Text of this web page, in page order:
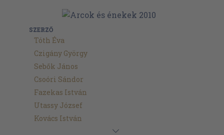
SZERZŐ
Tóth Éva
Czigány György
Sebők János
Csoóri Sándor
Fazekas István
Utassy József
Kovács István